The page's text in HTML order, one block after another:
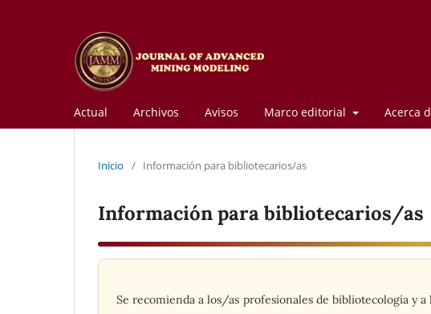
Actual Archivos Avisos Marco editorial Acerca
Inicio / Información para bibliotecarios/as
Información para bibliotecarios/as
Se recomienda a los/as profesionales de bibliotecología y